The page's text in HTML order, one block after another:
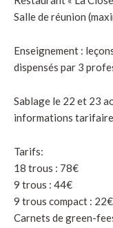
Salle de réunion
Enseignement :
dispensés par 3
Sablage le 22 et 23
informations
Tarifs:
18 trous : 78€
9 trous : 44€
9 trous compact : 22€
Carnets de green-